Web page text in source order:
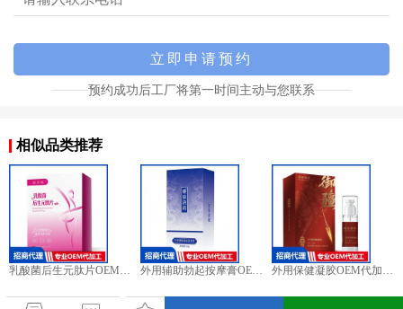
预约成功后工厂将第一时间主动与您联系
相似品类推荐